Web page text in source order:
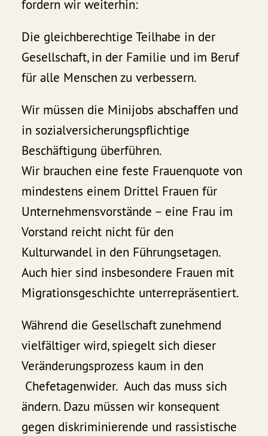
fordern wir weiterhin:
Die gleichberechtige Teilhabe in der
Gesellschaft, in der Familie und im Beruf
für alle Menschen zu verbessern.
Wir müssen die Minijobs abschaffen und
in sozialversicherungspflichtige
Beschäftigung überführen.
Wir brauchen eine feste Frauenquote von
mindestens einem Drittel Frauen für
Unternehmensvorstände – eine Frau im
Vorstand reicht nicht für den
Kulturwandel in den Führungsetagen.
Auch hier sind insbesondere Frauen mit
Migrationsgeschichte unterrepräsentiert.
Während die Gesellschaft zunehmend
vielfältiger wird, spiegelt sich dieser
Veränderungsprozess kaum in den
Chefetagenwider. Auch das muss sich
ändern. Dazu müssen wir konsequent
gegen diskriminierende und rassistische